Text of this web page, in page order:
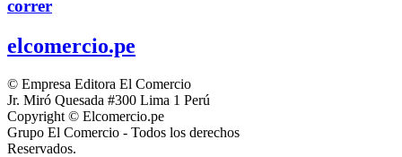
correr
elcomercio.pe
© Empresa Editora El Comercio
Jr. Miró Quesada #300 Lima 1 Perú
Copyright © Elcomercio.pe
Grupo El Comercio - Todos los derechos
Reservados.